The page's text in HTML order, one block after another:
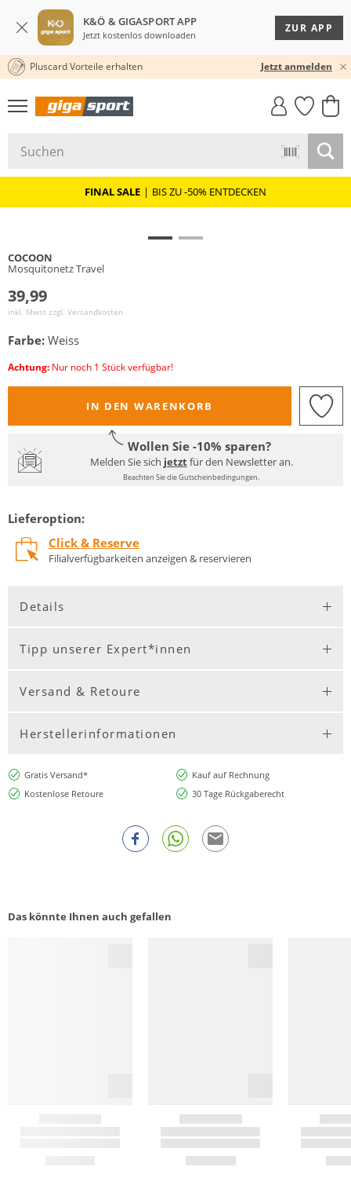
K&Ö & GIGASPORT APP
Jetzt kostenlos downloaden
ZUR APP
30 TAGE RÜCKGABERECHT
Pluscard Vorteile erhalten Jetzt anmelden
GIGASTYLE
FAHRRAD­
MUST-HAVE
FINAL SALE | BIS ZU -50% ENTDECKEN
COCOON
Mosquitonetz Travel
39,99
inkl. Mwst zzgl. Versandkosten
Farbe: Weiss
Achtung: Nur noch 1 Stück verfügbar!
IN DEN WARENKORB
Wollen Sie -10% sparen?
Melden Sie sich jetztfür den Newsletter an.
Beachten Sie die Gutscheinbedingungen.
Lieferoption:
Click & Reserve
Filialverfügbarkeiten anzeigen & reservieren
Details
Tipp unserer Expert*innen
Versand & Retoure
Herstellerinformationen
Gratis Versand*
Kauf auf Rechnung
Kostenlose Retoure
30 Tage Rückgaberecht
Das könnte Ihnen auch gefallen